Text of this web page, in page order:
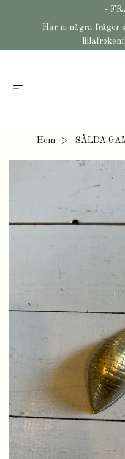
-
Har ni några frågor
Hem SÅLDA